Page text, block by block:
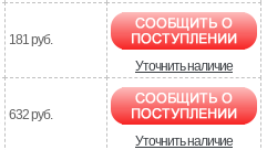
181 руб.
Уточнить наличие
632 руб.
Уточнить наличие